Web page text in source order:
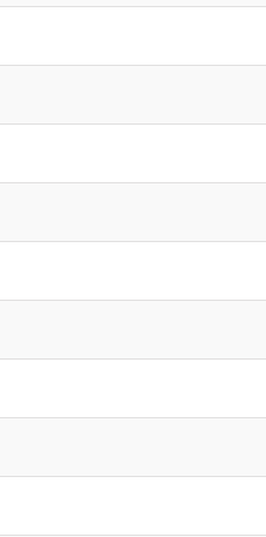
して、パワーマネジメン
を最適化し、格納モード